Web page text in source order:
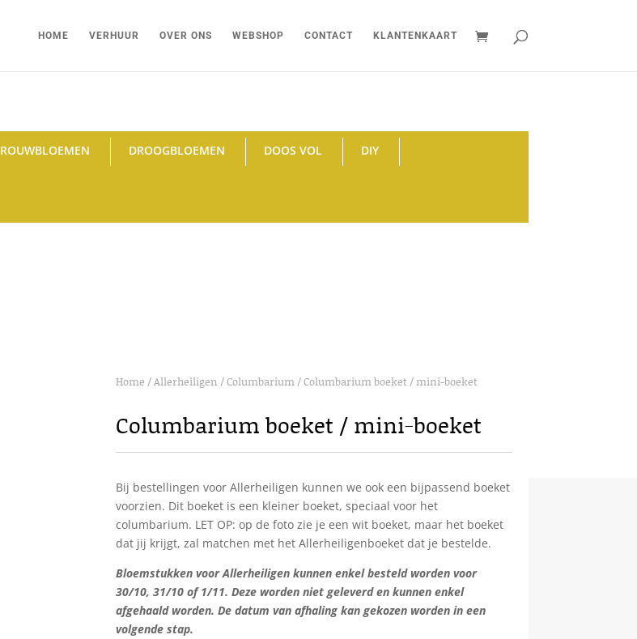
HOME VERHUUR OVER ONS WEBSHOP CONTACT KLANTENKAART
ROUWBLOEMEN DROOGBLOEMEN DOOS VOL DIY
Home /Allerheiligen /Columbarium / Columbarium boeket / mini-boeket
Columbarium boeket / mini-boeket
Bij bestellingen voor Allerheiligen kunnen we ook een bijpassend boeket
voorzien. Dit boeket is een kleiner boeket, speciaal voor het
columbarium. LET OP: op de foto zie je een wit boeket, maar het boeket
dat jij krijgt, zal matchen met het Allerheiligenboeket dat je bestelde.
Bloemstukken voor Allerheiligen kunnen enkel besteld worden voor
30/10, 31/10 of 1/11. Deze worden niet geleverd en kunnen enkel
afgehaald worden. De datum van afhaling kan gekozen worden in een
volgende stap.